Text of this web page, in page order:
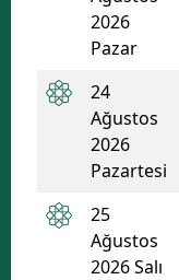
2026
Pazar
24
Ağustos
2026
Pazartesi
25
Ağustos
2026 Salı